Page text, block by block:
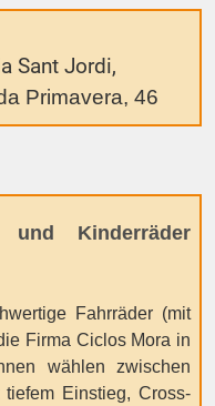
Sant Jordi,
Primavera, 46
und Kinderräder
Fahrräder (mit
Firma Ciclos Mora in
wählen zwischen
Einstieg, Cross-